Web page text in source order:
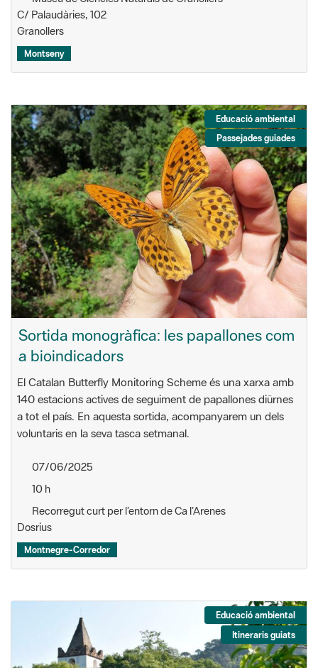
C/ Palaudàries, 102
Granollers
Montseny
Educació ambiental
Passejades guiades
Sortida monogràfica: les papallones com
a bioindicadors
El Catalan Butterfly Monitoring Scheme és una xarxa amb
140 estacions actives de seguiment de papallones diürnes
a tot el país. En aquesta sortida, acompanyarem un dels
voluntaris en la seva tasca setmanal.
07/06/2025
10 h
Recorregut curt per l’entorn de Ca l’Arenes
Dosrius
Montnegre-Corredor
Educació ambiental
Itineraris guiats